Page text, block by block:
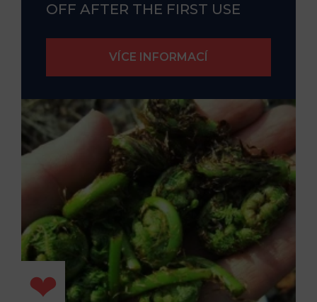
OFF AFTER THE FIRST USE